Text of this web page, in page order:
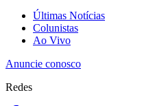
Últimas Notícias
Colunistas
Ao Vivo
Anuncie conosco
Redes